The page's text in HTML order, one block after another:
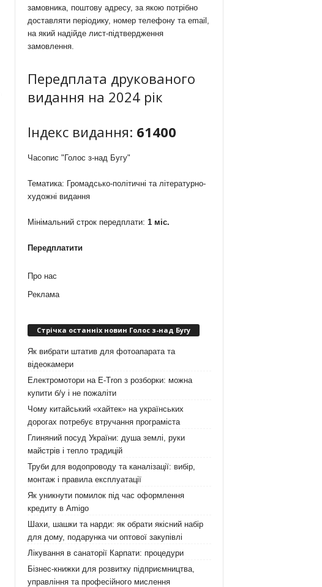
замовника, поштову адресу, за якою потрібно
доставляти періодику, номер телефону та email,
на який надійде лист-підтвердження
замовлення.
Передплата друкованого
видання на 2024 рік
Індекс видання: 61400
Часопис "Голос з-над Бугу"
Тематика: Громадсько-політичні та літературно-
художні видання
Мінімальний строк передплати: 1 міс.
Передплатити
Про нас
Реклама
Стрічка останніх новин Голос з-над Бугу
Як вибрати штатив для фотоапарата та
відеокамери
Електромотори на E-Tron з розборки: можна
купити б/у і не пожаліти
Чому китайський «хайтек» на українських
дорогах потребує втручання програміста
Глиняний посуд України: душа землі, руки
майстрів і тепло традицій
Труби для водопроводу та каналізації: вибір,
монтаж і правила експлуатації
Як уникнути помилок під час оформлення
кредиту в Amigo
Шахи, шашки та нарди: як обрати якісний набір
для дому, подарунка чи оптової закупівлі
Лікування в санаторії Карпати: процедури
Бізнес-книжки для розвитку підприємництва,
управління та професійного мислення